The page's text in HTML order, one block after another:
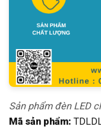
Sản phẩm đèn LED
Mã sản phẩm: